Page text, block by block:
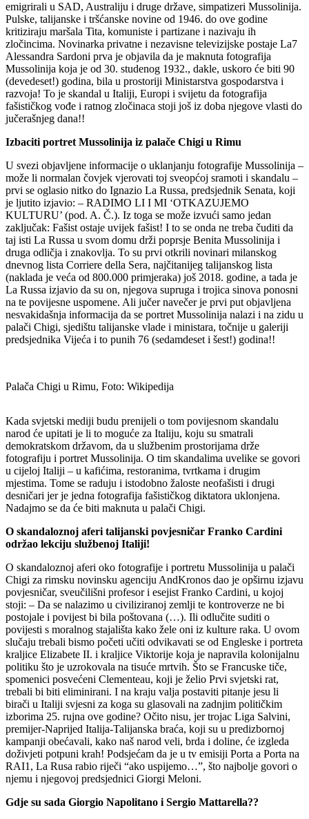
emigrirali u SAD, Australiju i druge države, simpatizeri Mussolinija.
Pulske, talijanske i tršćanske novine od 1946. do ove godine
kritiziraju maršala Tita, komuniste i partizane i nazivaju ih
zločincima. Novinarka privatne i nezavisne televizijske postaje La7
Alessandra Sardoni prva je objavila da je maknuta fotografija
Mussolinija koja je od 30. studenog 1932., dakle, uskoro će biti 90
(devedeset!) godina, bila u prostoriji Ministarstva gospodarstva i
razvoja! To je skandal u Italiji, Europi i svijetu da fotografija
fašističkog vođe i ratnog zločinaca stoji još iz doba njegove vlasti do
jučerašnjeg dana!!
Izbaciti portret Mussolinija iz palače Chigi u Rimu
U svezi objavljene informacije o uklanjanju fotografije Mussolinija –
može li normalan čovjek vjerovati toj sveopćoj sramoti i skandalu –
prvi se oglasio nitko do Ignazio La Russa, predsjednik Senata, koji
je ljutito izjavio: – RADIMO LI I MI ‘OTKAZUJEMO
KULTURU’ (pod. A. Č.). Iz toga se može izvući samo jedan
zaključak: Fašist ostaje uvijek fašist! I to se onda ne treba čuditi da
taj isti La Russa u svom domu drži poprsje Benita Mussolinija i
druga odličja i znakovlja. To su prvi otkrili novinari milanskog
dnevnog lista Corriere della Sera, najčitanijeg talijanskog lista
(naklada je veća od 800.000 primjeraka) još 2018. godine, a tada je
La Russa izjavio da su on, njegova supruga i trojica sinova ponosni
na te povijesne uspomene. Ali jučer navečer je prvi put objavljena
nesvakidašnja informacija da se portret Mussolinija nalazi i na zidu u
palači Chigi, sjedištu talijanske vlade i ministara, točnije u galeriji
predsjednika Vijeća i to punih 76 (sedamdeset i šest!) godina!!
Palača Chigi u Rimu, Foto: Wikipedija
Kada svjetski mediji budu prenijeli o tom povijesnom skandalu
narod će upitati je li to moguće za Italiju, koju su smatrali
demokratskom državom, da u službenim prostorijama drže
fotografiju i portret Mussolinija. O tim skandalima uvelike se govori
u cijeloj Italiji – u kafićima, restoranima, tvrtkama i drugim
mjestima. Tome se raduju i istodobno žaloste neofašisti i drugi
desničari jer je jedna fotografija fašističkog diktatora uklonjena.
Nadajmo se da će biti maknuta u palači Chigi.
O skandaloznoj aferi talijanski povjesničar Franko Cardini
održao lekciju službenoj Italiji!
O skandaloznoj aferi oko fotografije i portretu Mussolinija u palači
Chigi za rimsku novinsku agenciju AndKronos dao je opširnu izjavu
povjesničar, sveučilišni profesor i esejist Franko Cardini, u kojoj
stoji: – Da se nalazimo u civiliziranoj zemlji te kontroverze ne bi
postojale i povijest bi bila poštovana (…). Ili odlučite suditi o
povijesti s moralnog stajališta kako žele oni iz kulture raka. U ovom
slučaju trebali bismo početi učiti odvikavati se od Engleske i portreta
kraljice Elizabete II. i kraljice Viktorije koja je napravila kolonijalnu
politiku što je uzrokovala na tisuće mrtvih. Što se Francuske tiče,
spomenici posvećeni Clementeau, koji je želio Prvi svjetski rat,
trebali bi biti eliminirani. I na kraju valja postaviti pitanje jesu li
birači u Italiji svjesni za koga su glasovali na zadnjim političkim
izborima 25. rujna ove godine? Očito nisu, jer trojac Liga Salvini,
premijer-Naprijed Italija-Talijanska braća, koji su u predizbornoj
kampanji obećavali, kako naš narod veli, brda i doline, će izgleda
doživjeti potpuni krah! Podsjećam da je u tv emisiji Porta a Porta na
RAI1, La Rusa rabio riječi “ako uspijemo…”, što najbolje govori o
njemu i njegovoj predsjednici Giorgi Meloni.
Gdje su sada Giorgio Napolitano i Sergio Mattarella??